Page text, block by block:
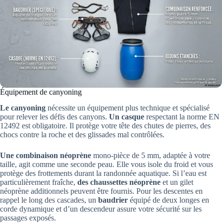
Équipement de canyoning
Le canyoning nécessite un équipement plus technique et spécialisé
pour relever les défis des canyons. Un casque respectant la norme EN
12492 est obligatoire. Il protège votre tête des chutes de pierres, des
chocs contre la roche et des glissades mal contrôlées.
Une combinaison néoprène mono-pièce de 5 mm, adaptée à votre
taille, agit comme une seconde peau. Elle vous isole du froid et vous
protège des frottements durant la randonnée aquatique. Si l’eau est
particulièrement fraîche, des chaussettes néoprène et un gilet
néoprène additionnels peuvent être fournis. Pour les descentes en
rappel le long des cascades, un baudrier équipé de deux longes en
corde dynamique et d’un descendeur assure votre sécurité sur les
passages exposés.